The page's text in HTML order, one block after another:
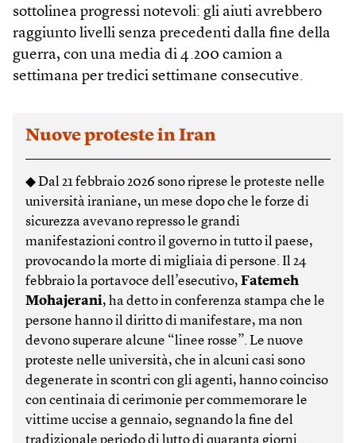
sottolinea progressi notevoli: gli aiuti avrebbero
raggiunto livelli senza precedenti dalla fine della
guerra, con una media di 4.200 camion a
settimana per tredici settimane consecutive.
Nuove proteste in Iran
◆ Dal 21 febbraio 2026 sono riprese le proteste nelle
università iraniane, un mese dopo che le forze di
sicurezza avevano represso le grandi
manifestazioni contro il governo in tutto il paese,
provocando la morte di migliaia di persone. Il 24
febbraio la portavoce dell’esecutivo, Fatemeh
Mohajerani, ha detto in conferenza stampa che le
persone hanno il diritto di manifestare, ma non
devono superare alcune “linee rosse”. Le nuove
proteste nelle università, che in alcuni casi sono
degenerate in scontri con gli agenti, hanno coinciso
con centinaia di cerimonie per commemorare le
vittime uccise a gennaio, segnando la fine del